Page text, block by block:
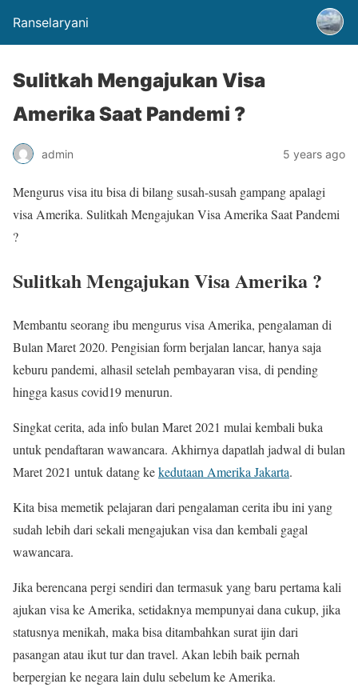
Ranselaryani
Sulitkah Mengajukan Visa
Amerika Saat Pandemi ?
admin 5 years ago
Mengurus visa itu bisa di bilang susah-susah gampang apalagi
visa Amerika. Sulitkah Mengajukan Visa Amerika Saat Pandemi
?
Sulitkah Mengajukan Visa Amerika ?
Membantu seorang ibu mengurus visa Amerika, pengalaman di
Bulan Maret 2020. Pengisian form berjalan lancar, hanya saja
keburu pandemi, alhasil setelah pembayaran visa, di pending
hingga kasus covid19 menurun.
Singkat cerita, ada info bulan Maret 2021 mulai kembali buka
untuk pendaftaran wawancara. Akhirnya dapatlah jadwal di bulan
Maret 2021 untuk datang kekedutaan Amerika Jakarta.
Kita bisa memetik pelajaran dari pengalaman cerita ibu ini yang
sudah lebih dari sekali mengajukan visa dan kembali gagal
wawancara.
Jika berencana pergi sendiri dan termasuk yang baru pertama kali
ajukan visa ke Amerika, setidaknya mempunyai dana cukup, jika
statusnya menikah, maka bisa ditambahkan surat ijin dari
pasangan atau ikut tur dan travel. Akan lebih baik pernah
berpergian ke negara lain dulu sebelum ke Amerika.